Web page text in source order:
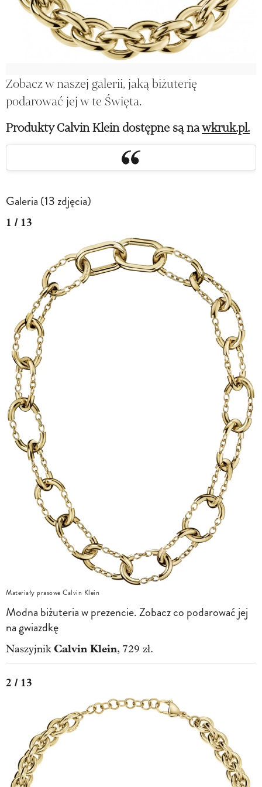
Zobacz w naszej galerii, jaką biżuterię
podarować jej w te Święta.
Produkty Calvin Klein dostępne są nawkruk.pl.
Galeria (13 zdjęcia)
1 / 13
Materiały prasowe Calvin Klein
Modna biżuteria w prezencie. Zobacz co podarować jej
na gwiazdkę
Naszyjnik Calvin Klein, 729 zł.
2 / 13